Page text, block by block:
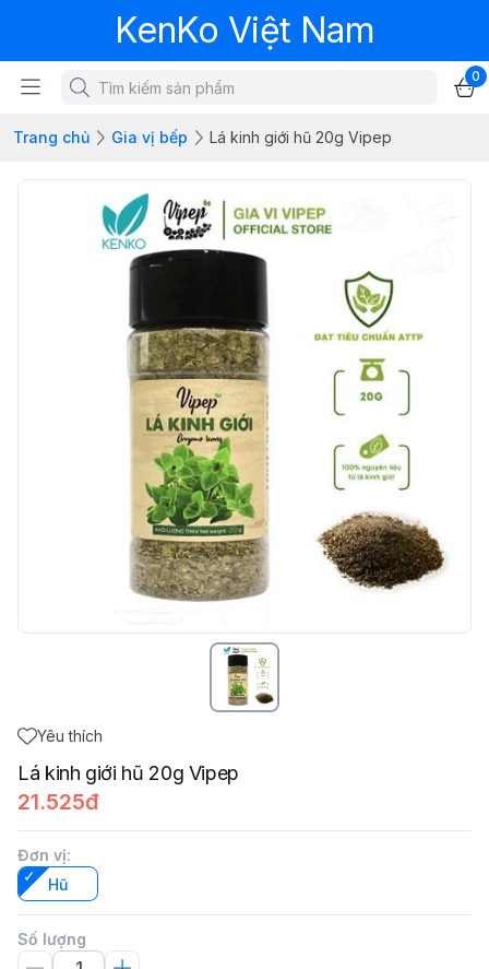
KenKo Việt Nam
0
Trang chủ Gia vị bếp Lá kinh giới hũ 20g Vipep
Yêu thích
Lá kinh giới hũ 20g Vipep
21.525đ
Đơn vị:
Hũ
Số lượng